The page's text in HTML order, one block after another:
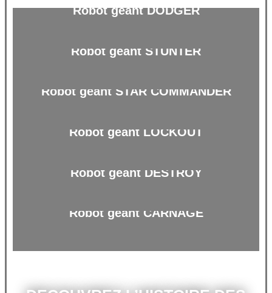
Robot géant DODGER
Robot géant STUNTER
Robot géant STAR COMMANDER
Robot géant LOCKOUT
Robot géant DESTROY
Robot géant CARNAGE